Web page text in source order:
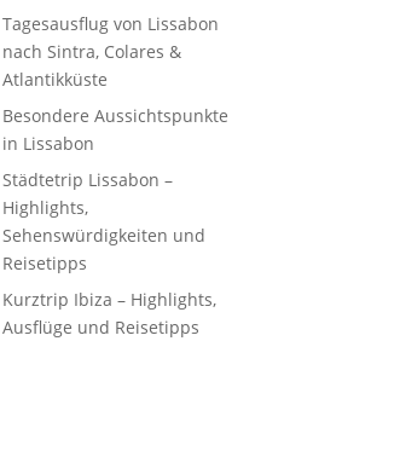
Tagesausflug von Lissabon
nach Sintra, Colares &
Atlantikküste
Besondere Aussichtspunkte
in Lissabon
Städtetrip Lissabon –
Highlights,
Sehenswürdigkeiten und
Reisetipps
Kurztrip Ibiza – Highlights,
Ausflüge und Reisetipps